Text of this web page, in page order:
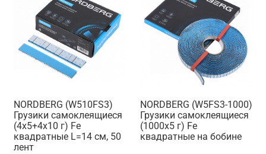
NORDBERG (W510FS3)
Грузики самоклеящиеся
(4х5+4х10 г) Fe
квадратные L=14 см, 50
лент
NORDBERG (W5FS3-1000)
Грузики самоклеящиеся
(1000х5 г) Fe
квадратные на бобине